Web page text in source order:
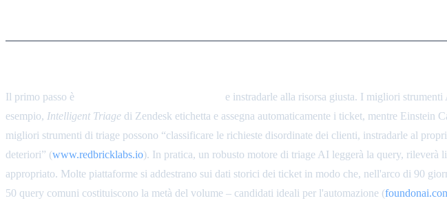
Il primo passo è
e instradarle alla risorsa giusta. I migliori
esempio, Intelligent Triage di Zendesk etichetta e assegna automaticamente i ticket, mentre
migliori strumenti di triage possono “classificare le richieste disordinate dei clienti, instradarle al
deteriori” (www.redbricklabs.io). In pratica, un robusto motore di triage AI leggerà la query, rileverà
appropriato. Molte piattaforme si addestrano sui dati storici dei ticket in modo che, nell'arco di 90
50 query comuni costituiscono la metà del volume – candidati ideali per l'automazione (